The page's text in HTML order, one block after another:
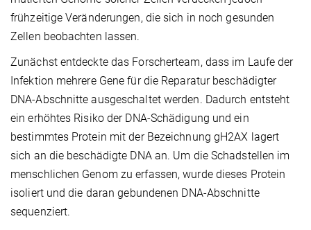
frühzeitige Veränderungen, die sich in noch gesunden
Zellen beobachten lassen.
Zunächst entdeckte das Forscherteam, dass im Laufe der
Infektion mehrere Gene für die Reparatur beschädigter
DNA-Abschnitte ausgeschaltet werden. Dadurch entsteht
ein erhöhtes Risiko der DNA-Schädigung und ein
bestimmtes Protein mit der Bezeichnung gH2AX lagert
sich an die beschädigte DNA an. Um die Schadstellen im
menschlichen Genom zu erfassen, wurde dieses Protein
isoliert und die daran gebundenen DNA-Abschnitte
sequenziert.